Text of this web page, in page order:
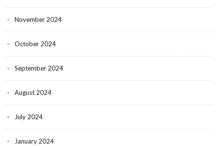
November 2024
October 2024
September 2024
August 2024
July 2024
January 2024